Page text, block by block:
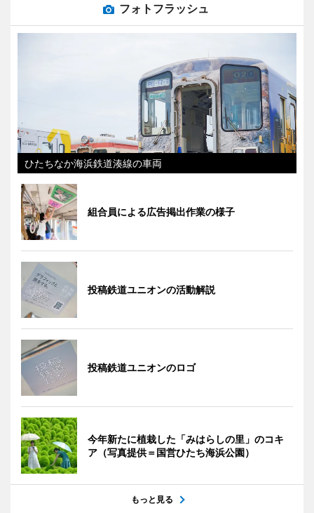
フォトフラッシュ
ひたちなか海浜鉄道湊線の車両
組合員による広告掲出作業の様子
投稿鉄道ユニオンの活動解説
投稿鉄道ユニオンのロゴ
今年新たに植栽した「みはらしの里」のコキ
ア（写真提供＝国営ひたち海浜公園）
もっと見る